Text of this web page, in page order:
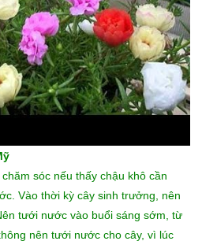
sóc nếu thấy chậu khô cần
Vào thời kỳ cây sinh trưởng, nên
tưới nước vào buổi sáng sớm, từ
nên tưới nước cho cây, vì lúc